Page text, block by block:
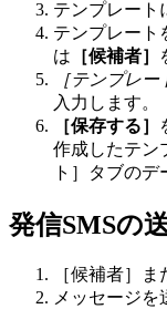
テンプレート
テンプレート
は ［候補者］
［テンプレー
入力します。
［保存する］
作成したテン
ト］タブのデ
発信SMSの
［候補者］
メッセージを